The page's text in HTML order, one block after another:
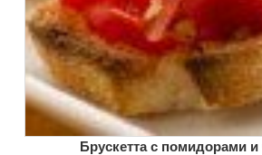
Брускетта с помидорами